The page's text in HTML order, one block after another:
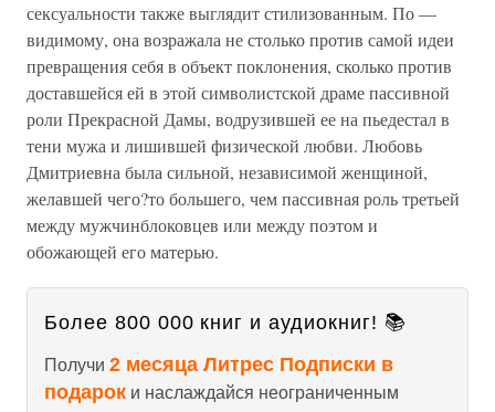
сексуальности также выглядит стилизованным. По —
видимому, она возражала не столько против самой идеи
превращения себя в объект поклонения, сколько против
доставшейся ей в этой символистской драме пассивной
роли Прекрасной Дамы, водрузившей ее на пьедестал в
тени мужа и лишившей физической любви. Любовь
Дмитриевна была сильной, независимой женщиной,
желавшей чего?то большего, чем пассивная роль третьей
между мужчинблоковцев или между поэтом и
обожающей его матерью.
Более 800 000 книг и аудиокниг! 📚
Получи 2 месяца Литрес Подписки в
подарок и наслаждайся неограниченным